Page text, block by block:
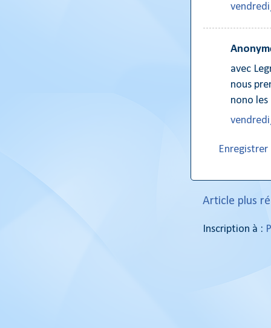
avec
nous
nono les
Article plus
Inscription à :